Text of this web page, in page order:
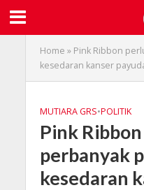
Home » Pink Ribbon
kesedaran kanser
MUTIARA GRS•POLITIK
Pink
perbanyak
kesedaran